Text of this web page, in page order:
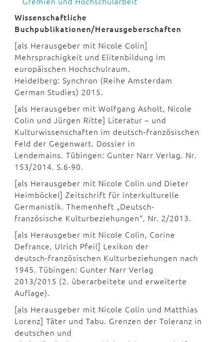
Wissenschaftliche
Buchpublikationen/Herausgeberschaften
[als Herausgeber mit Nicole Colin]
Mehrsprachigkeit und Elitenbildung im
europäischen Hochschulraum.
Heidelberg: Synchron (Reihe Amsterdam
German Studies) 2015.
[als Herausgeber mit Wolfgang Asholt, Nicole
Colin und Jürgen Ritte] Literatur – und
Kulturwissenschaften im deutsch-französischen
Feld der Gegenwart. Dossier in
Lendemains. Tübingen: Gunter Narr Verlag. Nr.
153/2014. S.6-90.
[als Herausgeber mit Nicole Colin und Dieter
Heimböckel] Zeitschrift für interkulturelle
Germanistik. Themenheft „Deutsch-
französische Kulturbeziehungen“, Nr. 2/2013.
[als Herausgeber mit Nicole Colin, Corine
Defrance, Ulrich Pfeil] Lexikon der
deutsch-französischen Kulturbeziehungen nach
1945. Tübingen: Gunter Narr Verlag
2013/2015 (2. überarbeitete und erweiterte
Auflage).
[als Herausgeber mit Nicole Colin und Matthias
Lorenz] Täter und Tabu. Grenzen der Toleranz in
deutschen und